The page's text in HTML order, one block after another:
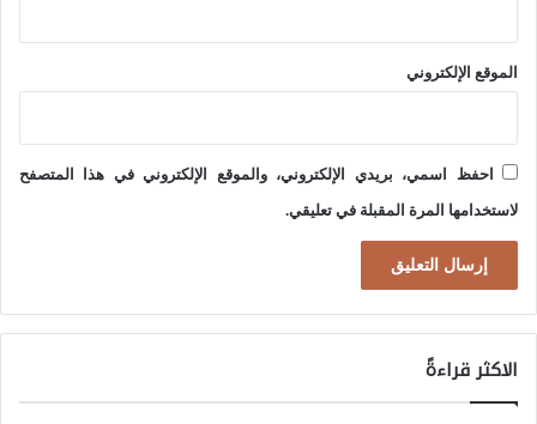
ل
ع
ع
ص
ر
الموقع الإلكتروني
احفظ اسمي، بريدي الإلكتروني، والموقع الإلكتروني في هذا المتصفح
لاستخدامها المرة المقبلة في تعليقي.
الاكثر قراءةً